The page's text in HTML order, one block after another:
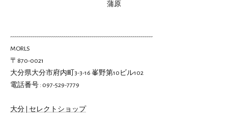
蒲原
----------------------------------------------------------------------
MORLS
〒870-0021
大分県大分市府内町3-3-16 峯野第10ビル102
電話番号 : 097-529-7779
大分 | セレクトショップ